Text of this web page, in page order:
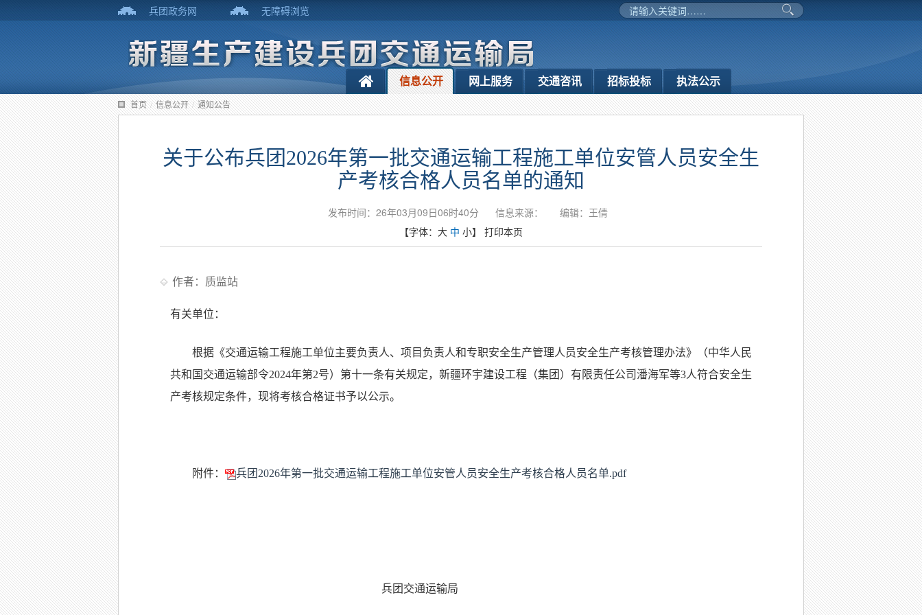
兵团政务网 无障碍浏览
信息公开 网上服务 交通咨讯 招标投标 执法公示
首页 / 信息公开 / 通知公告
关于公布兵团2026年第一批交通运输工程施工单位安管人员安全生
产考核合格人员名单的通知
发布时间：26年03月09日06时40分 信息来源：
编辑：王倩
【字体： 大 中 小】 打印本页
作者：质监站
有关单位：
根据《交通运输工程施工单位主要负责人、项目负责人和专职安全生产管理人员安全生产考核管理办法》（中华人民
共和国交通运输部令2024年第2号）第十一条有关规定，新疆环宇建设工程（集团）有限责任公司潘海军等3人符合安全生
产考核规定条件，现将考核合格证书予以公示。
附件： 兵团2026年第一批交通运输工程施工单位安管人员安全生产考核合格人员名单.pdf
兵团交通运输局